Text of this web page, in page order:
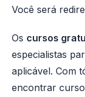
Você será
Os cursos
especialistas
aplicável. Com
encontrar